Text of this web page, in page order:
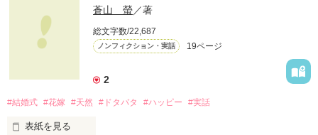
蒼山 螢／著
総文字数/22,687
ノンフィクション・実話 19ページ
2
#結婚式 #花嫁 #天然 #ドタバタ #ハッピー #実話
表紙を見る